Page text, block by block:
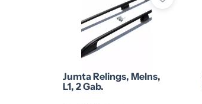
Jumta Relings, Melns,
L1, 2 Gab.